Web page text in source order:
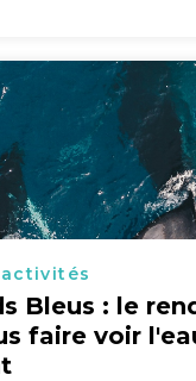
Bleus : le
faire voir